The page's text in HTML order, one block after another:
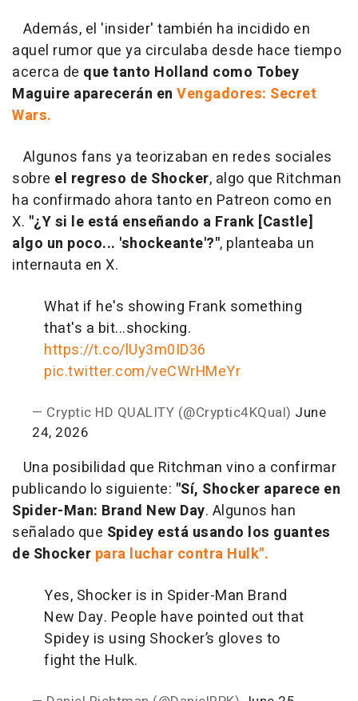
Además, el 'insider' también ha incidido en
aquel rumor que ya circulaba desde hace tiempo
acerca de que tanto Holland como Tobey
Maguire aparecerán en Vengadores: Secret
Wars.
Algunos fans ya teorizaban en redes sociales
sobre el regreso de Shocker, algo que Ritchman
ha confirmado ahora tanto en Patreon como en
X. "¿Y si le está enseñando a Frank [Castle]
algo un poco... 'shockeante'?", planteaba un
internauta en X.
What if he's showing Frank something
that's a bit...shocking.
https://t.co/lUy3m0ID36
pic.twitter.com/veCWrHMeYr
— Cryptic HD QUALITY (@Cryptic4KQual) June
24, 2026
Una posibilidad que Ritchman vino a confirmar
publicando lo siguiente: "Sí, Shocker aparece en
Spider-Man: Brand New Day. Algunos han
señalado que Spidey está usando los guantes
de Shocker para luchar contra Hulk".
Yes, Shocker is in Spider-Man Brand
New Day. People have pointed out that
Spidey is using Shocker’s gloves to
fight the Hulk.